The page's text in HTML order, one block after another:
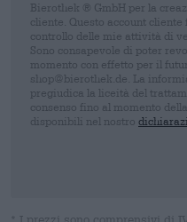
Bierothek ® GmbH per la
cliente. Questo account
controllo delle mie attività di
Sono consapevole di poter
momento con effetto per il
shop@bierothek.de. La
pregiudica la liceità del
consenso fino al momento
disponibili nel nostro